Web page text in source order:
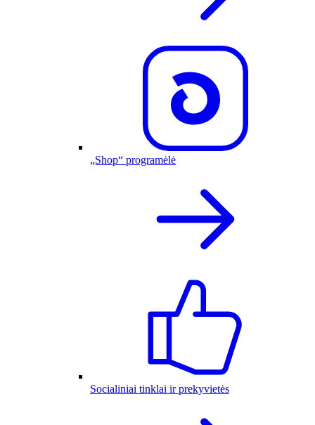
„Shop“ programėlė
Socialiniai tinklai ir prekyvietės